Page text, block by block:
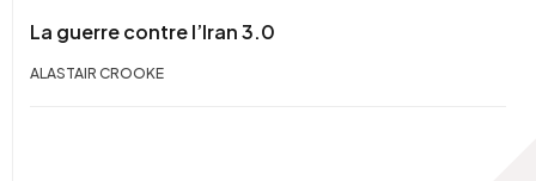
La guerre contre l’Iran 3.0
ALASTAIR CROOKE